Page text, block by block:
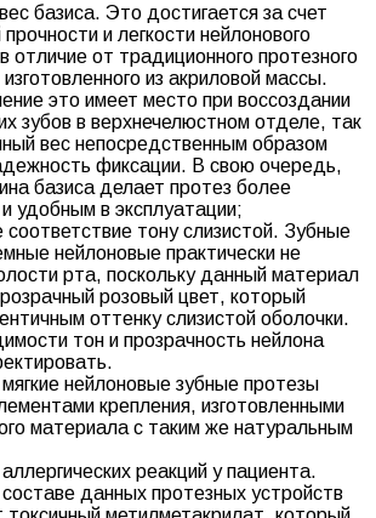
базиса. Это достигается за счет
и легкости нейлонового
отличие от традиционного протезного
из акриловой массы.
это имеет место при воссоздании
зубов в верхнечелюстном отделе, так
вес непосредственным образом
фиксации. В свою очередь,
базиса делает протез более
удобным в эксплуатации;
тону слизистой. Зубные
нейлоновые практически не
рта, поскольку данный материал
розовый цвет, который
оттенку слизистой оболочки.
тон и прозрачность нейлона
нейлоновые зубные протезы
крепления, изготовленными
материала с таким же натуральным
реакций у пациента.
составе данных протезных устройств